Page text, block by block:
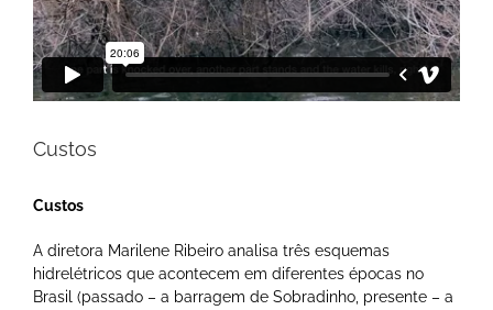
Custos
Custos
A diretora Marilene Ribeiro analisa três esquemas
hidrelétricos que acontecem em diferentes épocas no
Brasil (passado – a barragem de Sobradinho, presente – a